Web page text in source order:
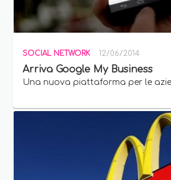
SOCIAL NETWORK 12/06/2014
Arriva Google My Business
Una nuova piattaforma per le